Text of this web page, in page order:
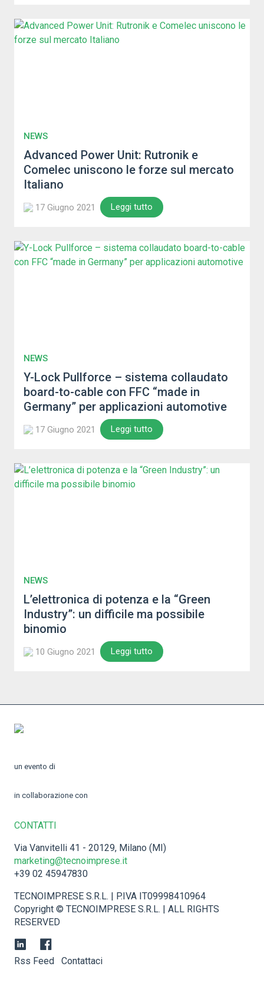
NEWS
Advanced Power Unit: Rutronik e
Comelec uniscono le forze sul mercato
Italiano
17 Giugno 2021 Leggi tutto
NEWS
Y-Lock Pullforce – sistema collaudato
board-to-cable con FFC “made in
Germany” per applicazioni automotive
17 Giugno 2021 Leggi tutto
NEWS
L’elettronica di potenza e la “Green
Industry”: un difficile ma possibile
binomio
10 Giugno 2021 Leggi tutto
un evento di
in collaborazione con
CONTATTI
Via Vanvitelli 41 - 20129, Milano (MI)
marketing@tecnoimprese.it
+39 02 45947830
TECNOIMPRESE S.R.L. | P.IVA IT09998410964
Copyright © TECNOIMPRESE S.R.L. | ALL RIGHTS
RESERVED
Rss Feed Contattaci